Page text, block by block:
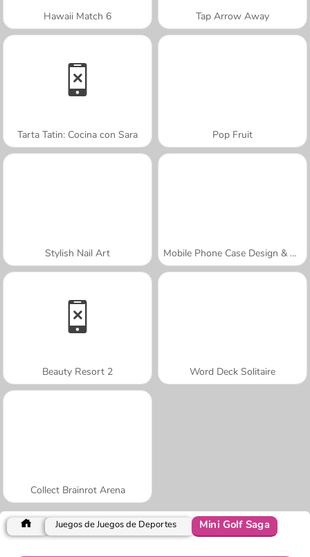
Hawaii Match 6 Tap Arrow Away
Tarta Tatin: Cocina con Sara Pop Fruit
Stylish Nail Art Mobile Phone Case Design & DIY
Beauty Resort 2 Word Deck Solitaire
Collect Brainrot Arena
Juegos de Juegos de Deportes Mini Golf Saga